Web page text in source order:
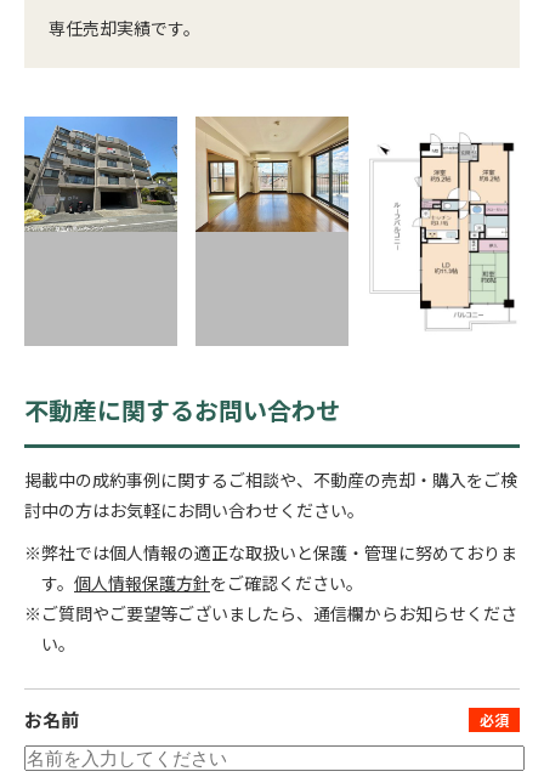
専任売却実績です。
不動産に関するお問い合わせ
掲載中の成約事例に関するご相談や、不動産の売却・購入をご検
討中の方はお気軽にお問い合わせください。
※弊社では個人情報の適正な取扱いと保護・管理に努めておりま
す。 個人情報保護方針をご確認ください。
※ご質問やご要望等ございましたら、通信欄からお知らせくださ
い。
お名前